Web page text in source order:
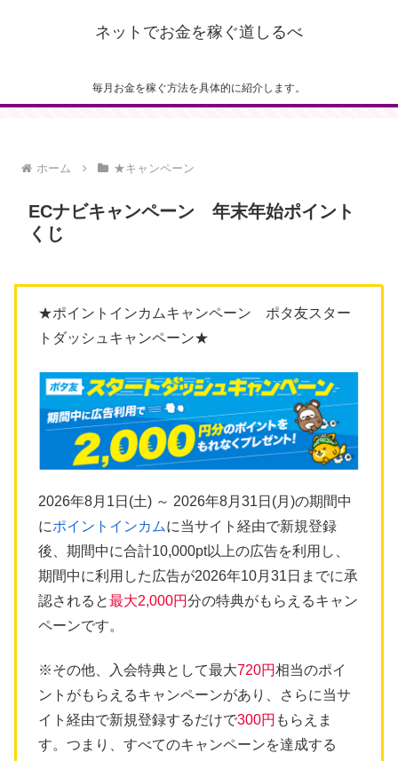
ネットでお金を稼ぐ道しるべ
毎月お金を稼ぐ方法を具体的に紹介します。
ホーム ★キャンペーン
ECナビキャンペーン 年末年始ポイント
くじ
★ポイントインカムキャンペーン ポタ友スター
トダッシュキャンペーン★
2026年8月1日(土) ～ 2026年8月31日(月)の期間中
にポイントインカムに当サイト経由で新規登録
後、期間中に合計10,000pt以上の広告を利用し、
期間中に利用した広告が2026年10月31日までに承
認されると最大2,000円分の特典がもらえるキャン
ペーンです。
※その他、入会特典として最大720円相当のポイ
ントがもらえるキャンペーンがあり、さらに当サ
イト経由で新規登録するだけで300円 もらえま
す。つまり、すべてのキャンペーンを達成する